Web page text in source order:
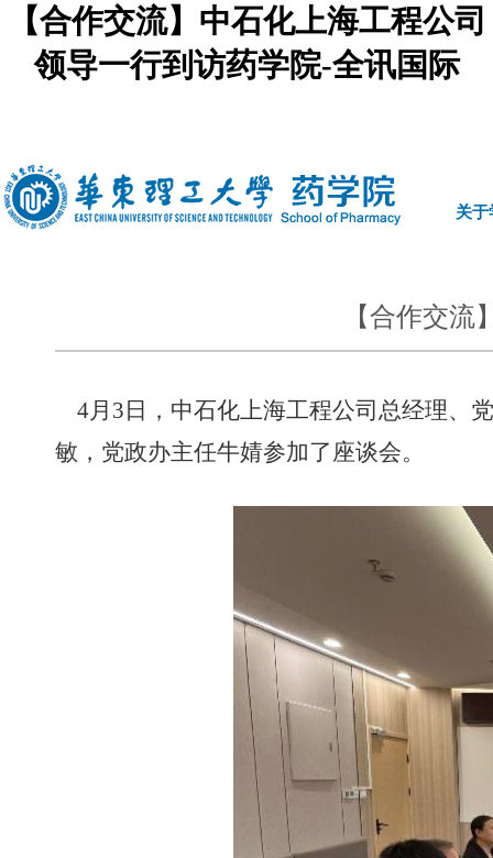
【合作交流】中石化上海工程公司
领导一行到访药学院-全讯国际
关于
【合作交
4月 3 日，中石化上海工程公司总经理、
敏，党政办主任牛婧参加了座谈会。